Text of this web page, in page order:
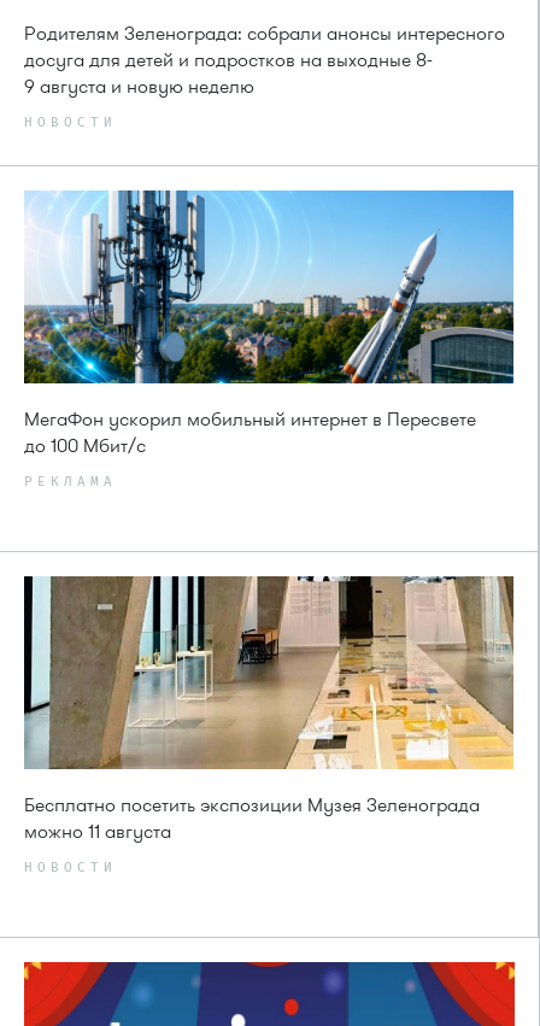
Родителям Зеленограда: собрали анонсы интересного
досуга для детей и подростков на выходные 8-
9 августа и новую неделю
НОВОСТИ
МегаФон ускорил мобильный интернет в Пересвете
до 100 Мбит/с
РЕКЛАМА
Бесплатно посетить экспозиции Музея Зеленограда
можно 11 августа
НОВОСТИ